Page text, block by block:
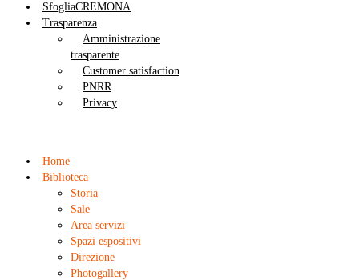
SfogliaCREMONA
Trasparenza
Amministrazione
trasparente
Customer satisfaction
PNRR
Privacy
Home
Biblioteca
Storia
Sale
Area servizi
Spazi espositivi
Direzione
Photogallery